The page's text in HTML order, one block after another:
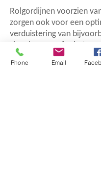
Rolgordijnen voorzien
zorgen ook voor een
verduistering van
slaapkamers of ruimtes
volledig donker moet zijn.
De rolgordijnen kunnen
Phone Email